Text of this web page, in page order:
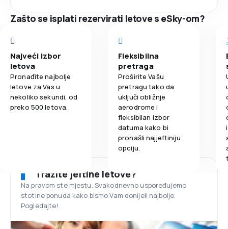
Zašto se isplati rezervirati letove s eSky-om?
Najveći izbor
letova
Pronađite najbolje
letove za Vas u
nekoliko sekundi, od
preko 500 letova.
Fleksibilna
pretraga
Proširite Vašu
pretragu tako da
uključi obližnje
aerodrome i
fleksibilan izbor
datuma kako bi
pronašli najjeftiniju
opciju.
Tražite jeftine letove?
Na pravom ste mjestu. Svakodnevno uspoređujemo
stotine ponuda kako bismo Vam donijeli najbolje.
Pogledajte!